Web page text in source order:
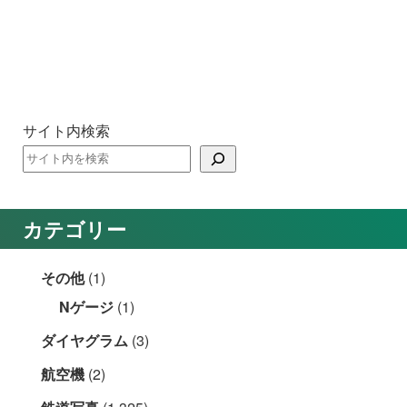
サイト内検索
カテゴリー
その他(1)
Nゲージ (1)
ダイヤグラム (3)
航空機 (2)